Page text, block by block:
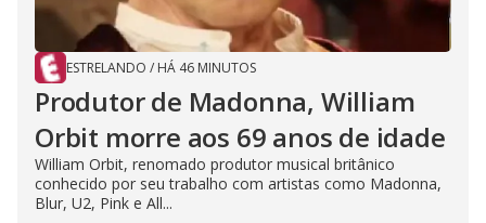
ESTRELANDO / HÁ 46 MINUTOS
Produtor de Madonna, William
Orbit morre aos 69 anos de idade
William Orbit, renomado produtor musical britânico
conhecido por seu trabalho com artistas como Madonna,
Blur, U2, Pink e All...